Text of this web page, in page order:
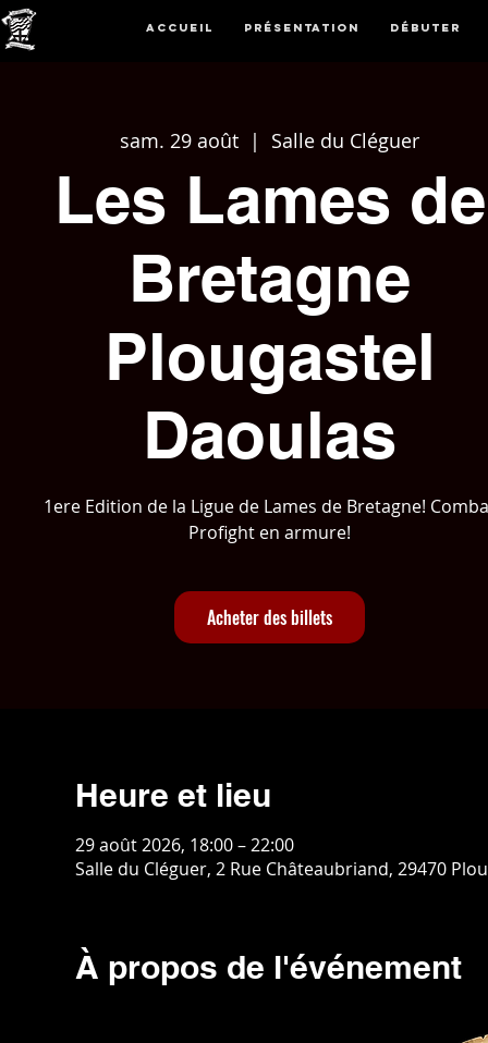
Accueil Présentation Débuter
sam. 29 août
  |
Salle du Cléguer
Les Lames de
Bretagne
Plougastel
Daoulas
1ere Edition de la Ligue de Lames de Bretagne!
Profight en armure!
Acheter des billets
Heure et lieu
29 août 2026, 18:00 – 22:00
Salle du Cléguer, 2 Rue Châteaubriand, 29470
À propos de l'événement